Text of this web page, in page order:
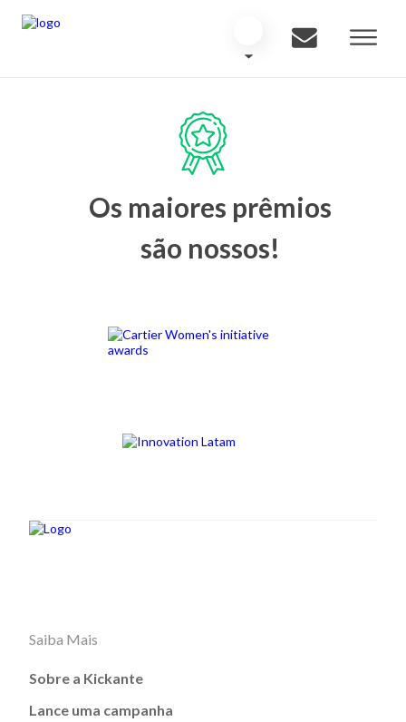
Os maiores prêmios
são nossos!
Saiba Mais
Sobre a Kickante
Lance uma campanha